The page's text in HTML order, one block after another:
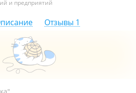
и предприятий
Отзывы 1